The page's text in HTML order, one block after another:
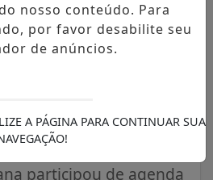
agenda
o Porto das
participou de agenda
nosso conteúdo. Para
por favor desabilite seu
de anúncios.
A PÁGINA PARA CONTINUAR SUA